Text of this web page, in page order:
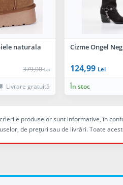
naturala
379,00Lei
Livrare gratuită
Cizme Ongel
124,99 Lei
În stoc
produselor sunt informative, în
de preţuri sau de livrări. Toate